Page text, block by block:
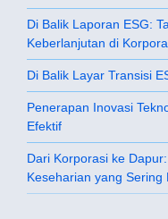
Di Balik Laporan ESG:
Keberlanjutan di
Di Balik Layar Transisi
Penerapan Inovasi
Efektif
Dari Korporasi ke
Keseharian yang Sering